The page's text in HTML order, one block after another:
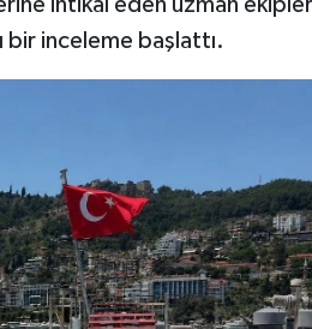
bir inceleme başlattı.